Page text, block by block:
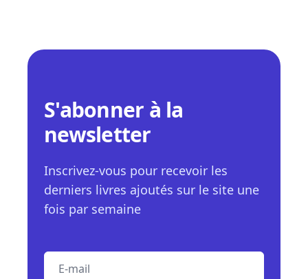
S'abonner à la
newsletter
Inscrivez-vous pour recevoir les
derniers livres ajoutés sur le site une
fois par semaine